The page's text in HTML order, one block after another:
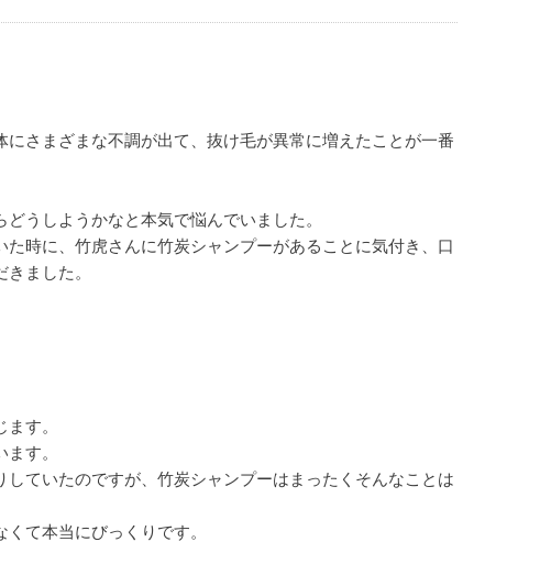
さまざまな不調が出て、抜け毛が異常に増えたことが一番
うしようかなと本気で悩んでいました。
時に、竹虎さんに竹炭シャンプーがあることに気付き、口
ました。
す。
す。
ていたのですが、竹炭シャンプーはまったくそんなことは
て本当にびっくりです。